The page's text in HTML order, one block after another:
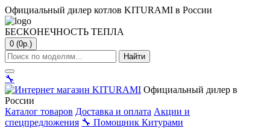
Официальный дилер котлов KITURAMI в России
БЕСКОНЕЧНОСТЬ ТЕПЛА
0 (0р.)
Найти
🔧
Официальный дилер в
России
Каталог товаров Доставка и оплата Акции и
спецпредложения 🔧 Помощник Китурами